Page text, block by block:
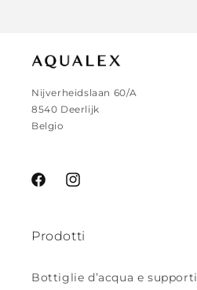
Nijverheidslaan 60/A
8540 Deerlijk
Belgio
FacebookInstagram
Prodotti
Bottiglie d’acqua e supporti